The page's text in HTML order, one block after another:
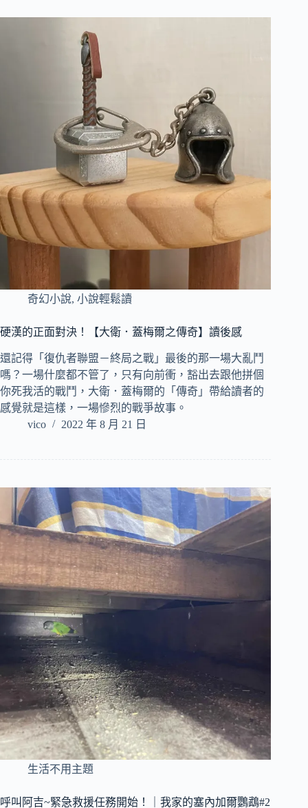
奇幻小說, 小說輕鬆讀
硬漢的正面對決！【大衛．蓋梅爾之傳奇】讀後感
還記得「復仇者聯盟－終局之戰」最後的那一場大亂鬥
嗎？一場什麼都不管了，只有向前衝，豁出去跟他拼個
你死我活的戰鬥，大衛．蓋梅爾的「傳奇」帶給讀者的
感覺就是這樣，一場慘烈的戰爭故事。
vico
2022 年 8 月 21 日
生活不用主題
呼叫阿吉~緊急救援任務開始！｜我家的塞內加爾鸚鵡#2